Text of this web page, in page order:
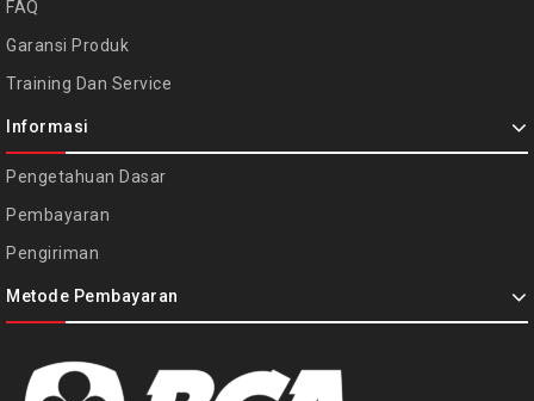
FAQ
Garansi Produk
Training Dan Service
Informasi
Pengetahuan Dasar
Pembayaran
Pengiriman
Metode Pembayaran